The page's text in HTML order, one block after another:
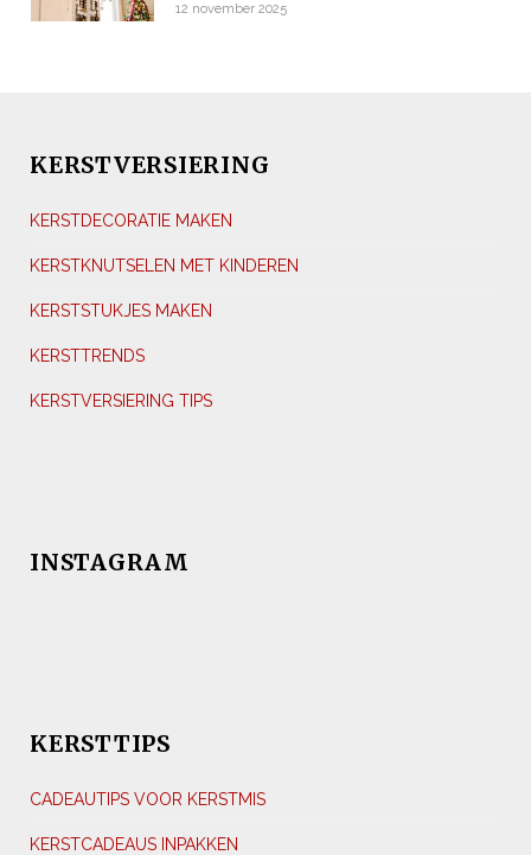
12 november 2025
KERSTVERSIERING
KERSTDECORATIE MAKEN
KERSTKNUTSELEN MET KINDEREN
KERSTSTUKJES MAKEN
KERSTTRENDS
KERSTVERSIERING TIPS
INSTAGRAM
KERSTTIPS
CADEAUTIPS VOOR KERSTMIS
KERSTCADEAUS INPAKKEN